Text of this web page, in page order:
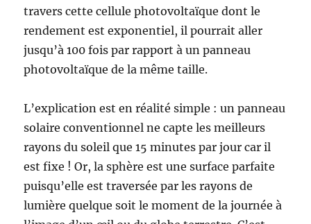
travers cette cellule photovoltaïque dont le
rendement est exponentiel, il pourrait aller
jusqu’à 100 fois par rapport à un panneau
photovoltaïque de la même taille.
L’explication est en réalité simple : un panneau
solaire conventionnel ne capte les meilleurs
rayons du soleil que 15 minutes par jour car il
est fixe ! Or, la sphère est une surface parfaite
puisqu’elle est traversée par les rayons de
lumière quelque soit le moment de la journée à